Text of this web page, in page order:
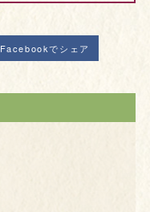
Facebookでシェア